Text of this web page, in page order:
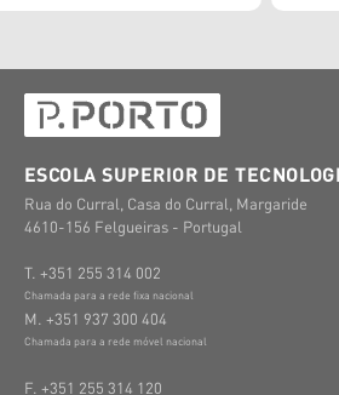
ESCOLA SUPERIOR DE
Rua do Curral, Casa do Curral, Margaride
4610-156 Felgueiras - Portugal
T. +351 255 314 002
Chamada para a rede fixa nacional
M. +351 937 300 404
Chamada para a rede móvel nacional
F. +351 255 314 120